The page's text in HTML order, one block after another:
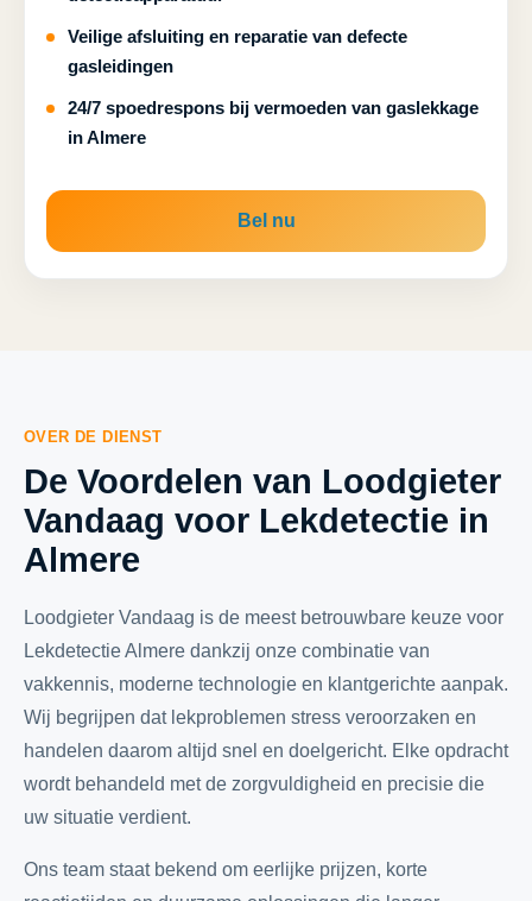
Veilige afsluiting en reparatie van defecte
gasleidingen
24/7 spoedrespons bij vermoeden van gaslekkage
in Almere
Bel nu
OVER DE DIENST
De Voordelen van Loodgieter
Vandaag voor Lekdetectie in
Almere
Loodgieter Vandaag is de meest betrouwbare keuze voor
Lekdetectie Almere dankzij onze combinatie van
vakkennis, moderne technologie en klantgerichte aanpak.
Wij begrijpen dat lekproblemen stress veroorzaken en
handelen daarom altijd snel en doelgericht. Elke opdracht
wordt behandeld met de zorgvuldigheid en precisie die
uw situatie verdient.
Ons team staat bekend om eerlijke prijzen, korte